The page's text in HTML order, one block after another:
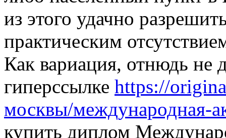
из этого удачно
практическим
Как вариация, отнюдь не
гиперссылке https://
москвы/международная-
купить диплом